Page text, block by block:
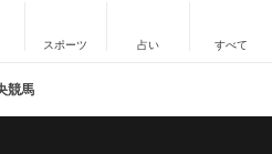
スポーツ 占い すべて
競馬